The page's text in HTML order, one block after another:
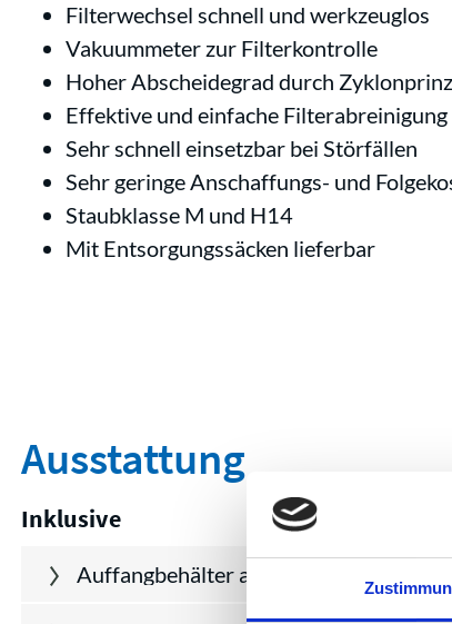
Filterwechsel schnell und werkzeuglos
Vakuummeter zur Filterkontrolle
Hoher Abscheidegrad durch
Effektive und einfache Filterabreinigung
Sehr schnell einsetzbar bei Störfällen
Sehr geringe Anschaffungs- und
Staubklasse M und H14
Mit Entsorgungssäcken lieferbar
Ausstattung
Inklusive
Auffangbehälter auf Rollen, absenkbar